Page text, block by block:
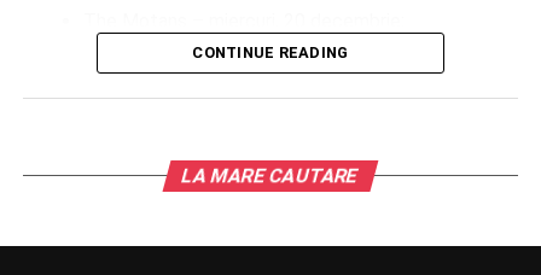
Vunk – joi, 21 decembrie;
Costina Lica / Corul Universității București – vineri,
Minelli – sâmbătă, 23 decembrie;
CONTINUE READING
LA MARE CAUTARE